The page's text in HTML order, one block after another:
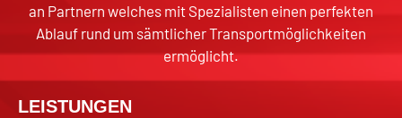
an Partnern welches mit Spezialisten einen perfekten
Ablauf rund um sämtlicher Transportmöglichkeiten
ermöglicht.
LEISTUNGEN